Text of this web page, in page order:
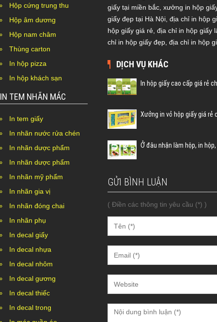
giấy tại miền bắc xưởng in hộp
giấy đẹp tại Hà Nội địa chỉ in hộp
hộp giấy giá rẻ địa chỉ in hộp giấy
chỉ in hộp giấy đẹp địa chỉ in hộp
DỊCH VỤ KHÁC
In hộp giấy cao cấp giá rẻ
Xưởng in vỏ hộp giấy giá
Ở đâu nhận làm hộp, in
GỬI BÌNH LUẬN
( Điền các thông tin yêu cầu (*) )
Hộp cứng trung thu
Hộp âm dương
Hộp nam châm
Thùng carton
In hộp pizza
In hộp khách sạn
IN TEM NHÃN MÁC
In tem giấy
In nhãn nước rửa chén
In nhãn dược phẩm
In nhãn dược phẩm
In nhãn mỹ phẩm
In nhãn gia vị
In nhãn đóng chai
In nhãn phụ
In decal giấy
In decal nhựa
In decal nhôm
In decal gương
In decal thiếc
In decal trong